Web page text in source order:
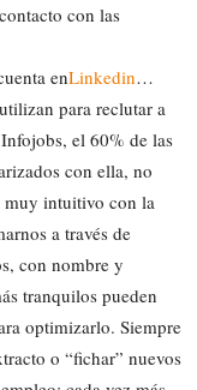
con las
enLinkedin…
para reclutar a
el 60% de las
con ella, no
muy intuitivo con la
a través de
con nombre y
tranquilos pueden
optimizarlo. Siempre
o “fichar” nuevos